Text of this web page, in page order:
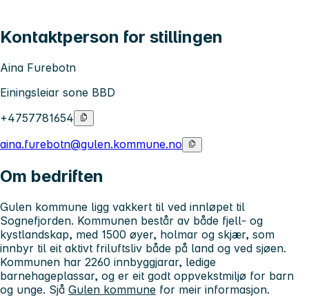
Kontaktperson for stillingen
Aina Furebotn
Einingsleiar sone BBD
+4757781654
aina.furebotn@gulen.kommune.no
Om bedriften
Gulen kommune ligg vakkert til ved innløpet til
Sognefjorden. Kommunen består av både fjell- og
kystlandskap, med 1500 øyer, holmar og skjær, som
innbyr til eit aktivt friluftsliv både på land og ved sjøen.
Kommunen har 2260 innbyggjarar, ledige
barnehageplassar, og er eit godt oppvekstmiljø for barn
og unge. Sjå Gulen kommune for meir informasjon.